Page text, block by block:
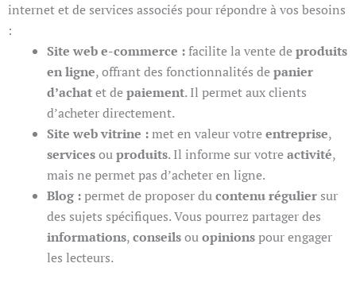
internet et de services associés pour répondre à vos besoins
:
Site web e-commerce :facilite la vente deproduits
en ligne, offrant des fonctionnalités depanier
d’achatet depaiement. Il permet aux clients
d’acheter directement.
Site web vitrine :met en valeur votreentreprise,
servicesouproduits. Il informe sur votreactivité,
mais ne permet pas d’acheter en ligne.
Blog :permet de proposer ducontenu régulier sur
des sujets spécifiques. Vous pourrez partager des
informations,conseilsouopinionspour engager
les lecteurs.